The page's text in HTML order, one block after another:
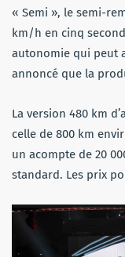
« Semi », le semi-
km/h en cinq
autonomie qui peut
annoncé que la
La version 480 km
celle de 800 km
un acompte de 20
standard. Les prix